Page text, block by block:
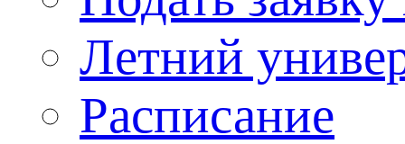
Летний
Расписание